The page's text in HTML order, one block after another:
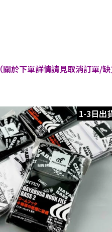
（關於下單詳情請見取消訂單/
1-3日出